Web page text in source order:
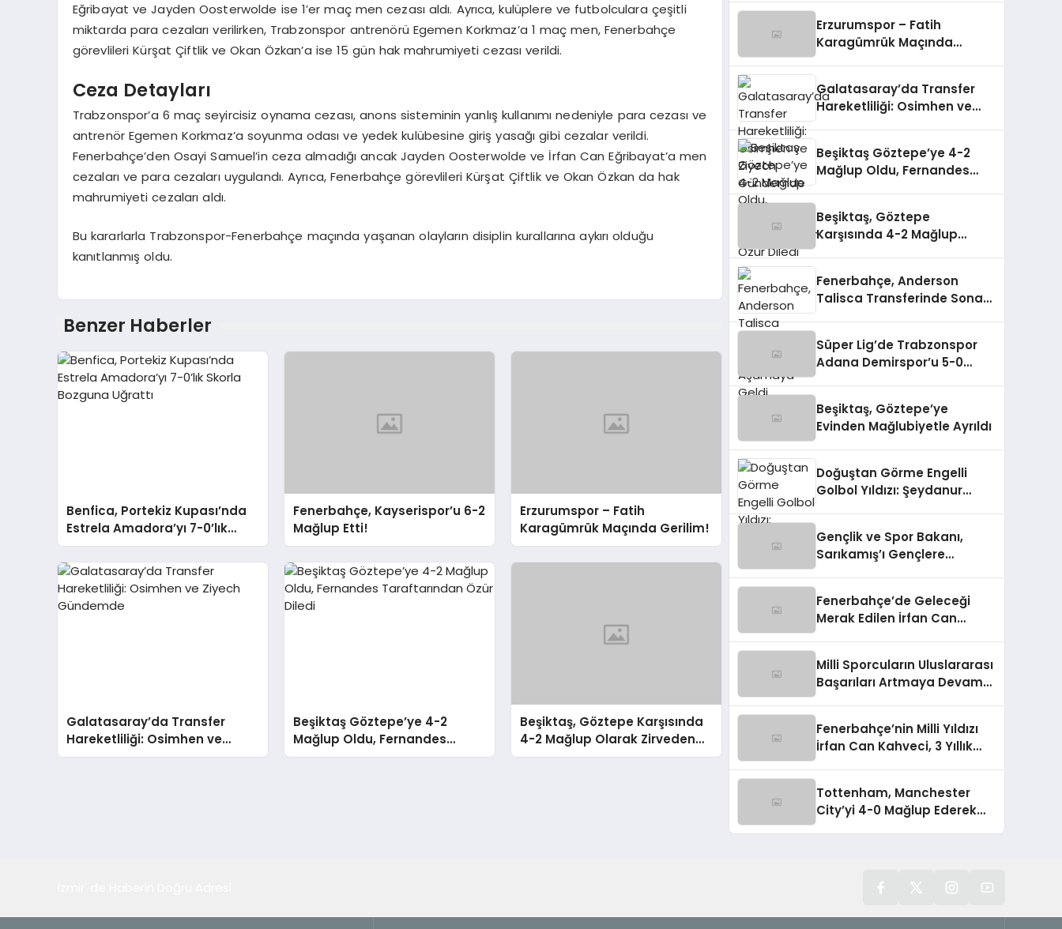
Eğribayat ve Jayden Oosterwolde ise 1’er maç men cezası aldı. Ayrıca, kulüplere ve futbolculara çeşitli
miktarda para cezaları verilirken, Trabzonspor antrenörü Egemen Korkmaz’a 1 maç men, Fenerbahçe
görevlileri Kürşat Çiftlik ve Okan Özkan’a ise 15 gün hak mahrumiyeti cezası verildi.
Ceza Detayları
Trabzonspor’a 6 maç seyircisiz oynama cezası, anons sisteminin yanlış kullanımı nedeniyle para cezası ve
antrenör Egemen Korkmaz’a soyunma odası ve yedek kulübesine giriş yasağı gibi cezalar verildi.
Fenerbahçe’den Osayi Samuel’in ceza almadığı ancak Jayden Oosterwolde ve İrfan Can Eğribayat’a men
cezaları ve para cezaları uygulandı. Ayrıca, Fenerbahçe görevlileri Kürşat Çiftlik ve Okan Özkan da hak
mahrumiyeti cezaları aldı.
Bu kararlarla Trabzonspor-Fenerbahçe maçında yaşanan olayların disiplin kurallarına aykırı olduğu
kanıtlanmış oldu.
Benzer Haberler
Benfica, Portekiz Kupası’nda
Estrela Amadora’yı 7-0’lık
Skorla Bozguna Uğrattı
Fenerbahçe, Kayserispor’u 6-2
Mağlup Etti!
Erzurumspor – Fatih
Karagümrük Maçında Gerilim!
Galatasaray’da Transfer
Hareketliliği: Osimhen ve
Ziyech Gündemde
Beşiktaş Göztepe’ye 4-2
Mağlup Oldu, Fernandes
Taraftarından Özür Diledi
Beşiktaş, Göztepe Karşısında
4-2 Mağlup Olarak Zirveden
Uzaklaştı
Erzurumspor – Fatih
Karagümrük Maçında
Galatasaray’da Transfer
Hareketliliği: Osimhen ve
Beşiktaş Göztepe’ye 4-2
Mağlup Oldu, Fernandes
Beşiktaş, Göztepe
Karşısında 4-2 Mağlup
Fenerbahçe, Anderson
Talisca Transferinde Sona
Süper Lig’de Trabzonspor
Adana Demirspor’u 5-0
Beşiktaş, Göztepe’ye
Evinden Mağlubiyetle Ayrıldı
Doğuştan Görme Engelli
Golbol Yıldızı: Şeydanur
Gençlik ve Spor Bakanı,
Sarıkamış’ı Gençlere
Fenerbahçe’de Geleceği
Merak Edilen İrfan Can
Milli Sporcuların Uluslararası
Başarıları Artmaya Devam
Fenerbahçe’nin Milli Yıldızı
İrfan Can Kahveci, 3 Yıllık
Tottenham, Manchester
City’yi 4-0 Mağlup Ederek